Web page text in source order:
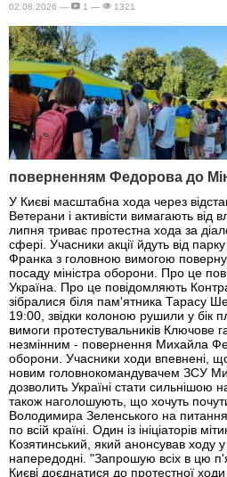
02.08.2026 — 1 — 1321
поверненням Федорова до
У Києві масштабна хода через
Ветерани і активісти вимагають від
липня триває протестна хода за
сфері. Учасники акції йдуть від
Франка з головною вимогою
посаду міністра оборони. Про це
Україна. Про це повідомляють
зібралися біля пам'ятника Тарасу
19:00, звідки колоною рушили у бік
вимоги протестувальників Ключове
незмінним - повернення Михайла
оборони. Учасники ходи впевнені,
новим головнокомандувачем ЗСУ
дозволить Україні стати сильнішою
також наголошують, що хочуть
Володимира Зеленського на
по всій країні. Один із ініціаторів
Козятинський, який анонсував ходу
напередодні. "Запрошую всіх в цю
Києві доєднатися до протестної